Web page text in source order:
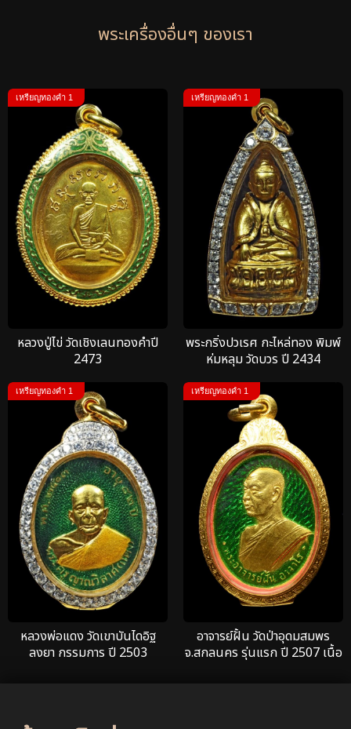
พระเครื่องอื่นๆ ของเรา
เหรียญทองคำ 1
หลวงปู่ไข่ วัดเชิงเลนทองคำปี
2473
เหรียญทองคำ 1
พระกริ่งปวเรศ กะไหล่ทอง พิมพ์
ห่มหลุม วัดบวร ปี 2434
เหรียญทองคำ 1
หลวงพ่อแดง วัดเขาบันไดอิฐ
ลงยา กรรมการ ปี 2503
เหรียญทองคำ 1
อาจารย์ฝั้น วัดป่าอุดมสมพร
จ.สกลนคร รุ่นแรก ปี 2507 เนื้อ